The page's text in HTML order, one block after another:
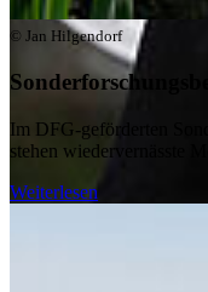
© Jan Hilgendorf
Im DFG-geförderten
stehen wiedervernässte
Weiterlesen